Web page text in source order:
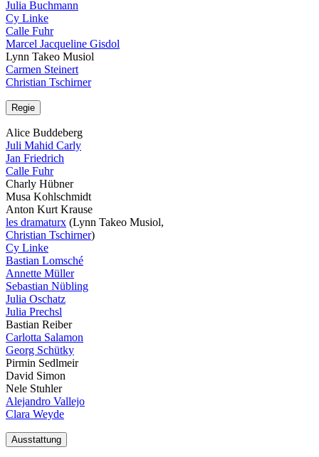
Julia Buchmann
Cy Linke
Calle Fuhr
Marcel Jacqueline Gisdol
Lynn Takeo Musiol
Carmen Steinert
Christian Tschirner
Regie
Alice Buddeberg
Juli Mahid Carly
Jan Friedrich
Calle Fuhr
Charly Hübner
Musa Kohlschmidt
Anton Kurt Krause
les dramaturx (Lynn Takeo Musiol,
Christian Tschirner)
Cy Linke
Bastian Lomsché
Annette Müller
Sebastian Nübling
Julia Oschatz
Julia Prechsl
Bastian Reiber
Carlotta Salamon
Georg Schütky
Pirmin Sedlmeir
David Simon
Nele Stuhler
Alejandro Vallejo
Clara Weyde
Ausstattung